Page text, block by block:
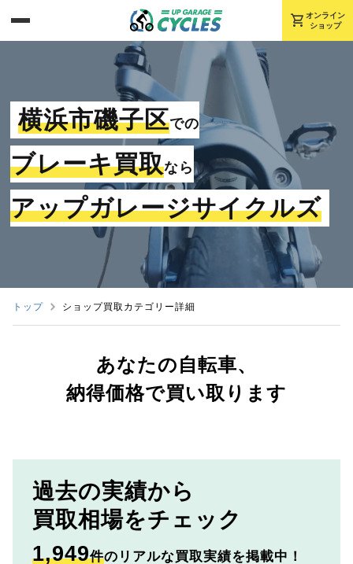
shopping_cart オンライン
ショップ
横浜市磯子区での
ブレーキ買取なら
アップガレージサイクルズ
トップ ショップ買取カテゴリー詳細
あなたの自転車、
納得価格で買い取ります
過去の実績から
買取相場をチェック
1,949件のリアルな買取実績を掲載中！